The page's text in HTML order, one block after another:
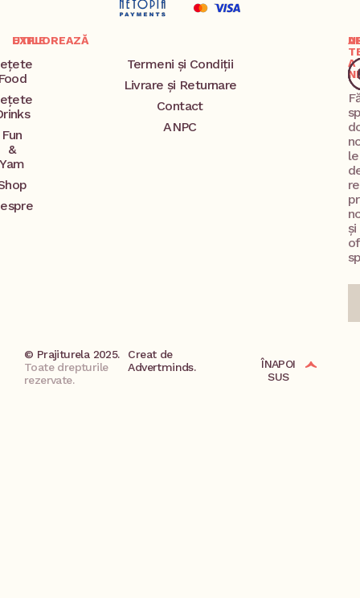
EXPLOREAZĂ
Fun
&
Yam
UTILE
Termeni și Condiții
Livrare și Returnare
Contact
ANPC
A
și
© Prajiturela 2025.
Toate drepturile
rezervate.
Creat de
Advertminds.
ÎNAPOI
SUS